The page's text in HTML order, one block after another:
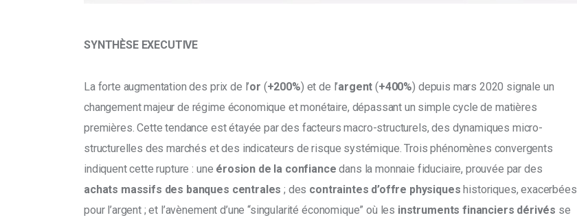
SYNTHÈSE EXECUTIVE
La forte augmentation des prix de l’or (+200%) et de l’argent (+400%) depuis mars 2020 signale un
changement majeur de régime économique et monétaire, dépassant un simple cycle de matières
premières. Cette tendance est étayée par des facteurs macro-structurels, des dynamiques micro-
structurelles des marchés et des indicateurs de risque systémique. Trois phénomènes convergents
indiquent cette rupture : une érosion de la confiance dans la monnaie fiduciaire, prouvée par des
achats massifs des banques centrales ; des contraintes d’offre physiques historiques, exacerbées
pour l’argent ; et l’avènement d’une “singularité économique” où les instruments financiers dérivés se